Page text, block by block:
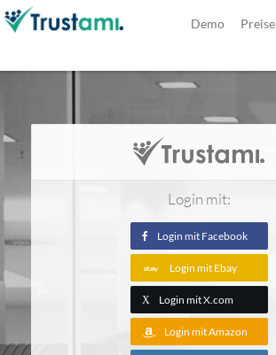
Preise
Demo
Login mit:
Login mit Facebook
Login mit Ebay
X Login mit X.com
Login mit Amazon